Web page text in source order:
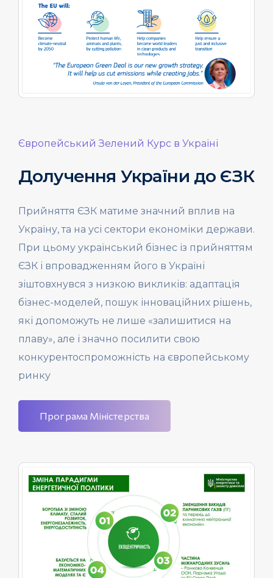
Європейський Зелений Курс в Україні
Долучення України до ЄЗК
Прийняття ЄЗК матиме значний вплив на
Україну, та на усі сектори економіки держави.
При цьому український бізнес із прийняттям
ЄЗК і впровадженням його в Україні
зіштовхнувся з низкою викликів: адаптація
бізнес-моделей, пошук інноваційних рішень,
які допоможуть не лише «залишитися на
плаву», але і значно посилити свою
конкурентоспроможність на європейському
ринку
Програма Міністерства